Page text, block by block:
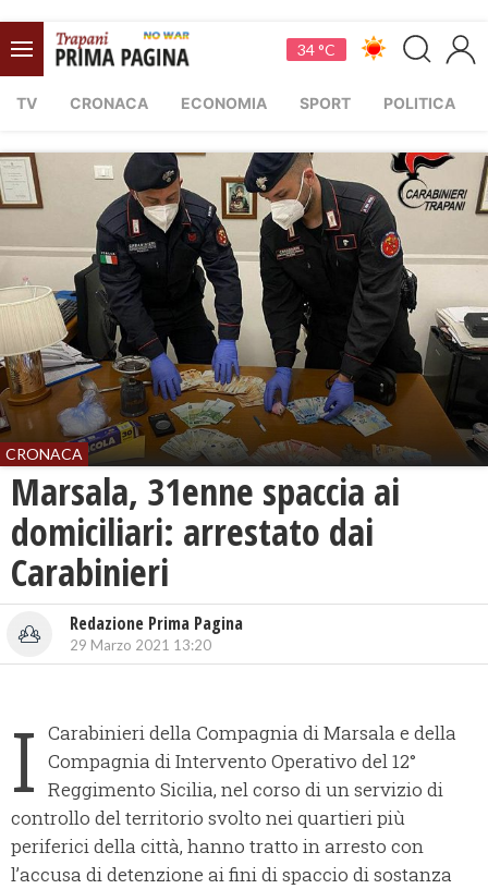
34 °C
TV CRONACA ECONOMIA SPORT POLITICA
CRONACA
Marsala, 31enne spaccia ai
domiciliari: arrestato dai
Carabinieri
Redazione Prima Pagina
29 Marzo 2021 13:20
I Carabinieri della Compagnia di Marsala e della
Compagnia di Intervento Operativo del 12°
Reggimento Sicilia, nel corso di un servizio di
controllo del territorio svolto nei quartieri più
periferici della città, hanno tratto in arresto con
l’accusa di detenzione ai fini di spaccio di sostanza